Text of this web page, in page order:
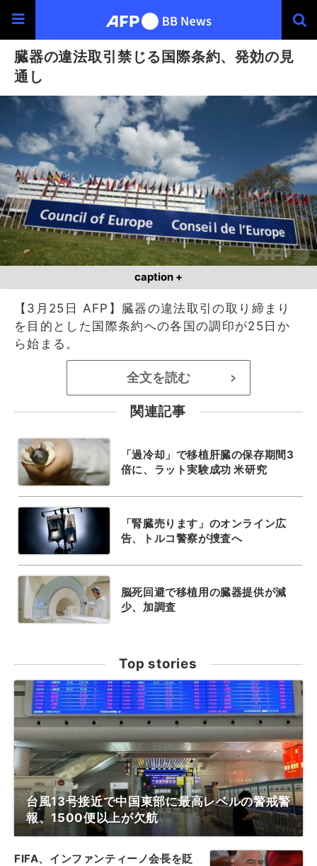
臓器の違法取引禁じる国際条約、発効の見
通し
caption +
【3月25日 AFP】臓器の違法取引の取り締まり
を目的とした国際条約への各国の調印が25日か
ら始まる。
全文を読む >
関連記事
「過冷却」で移植肝臓の保存期間3
倍に、ラット実験成功 米研究
「腎臓売ります」のオンライン広
告、トルコ警察が捜査へ
脳死回避で移植用の臓器提供が減
少、加調査
Top stories
台風13号接近で中国東部に最高レベルの警戒警
報、1500便以上が欠航
FIFA、インファンティーノ会長を貶